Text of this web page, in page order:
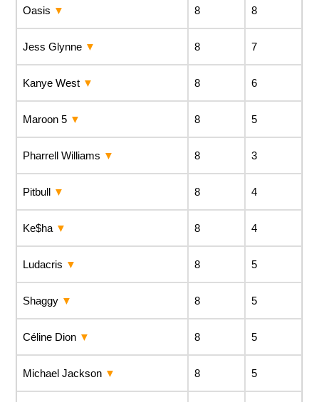
Oasis 8 8
Jess Glynne 8 7
Kanye West 8 6
Maroon 5 8 5
Pharrell Williams 8 3
Pitbull 8 4
Ke$ha 8 4
Ludacris 8 5
Shaggy 8 5
Céline Dion 8 5
Michael Jackson 8 5